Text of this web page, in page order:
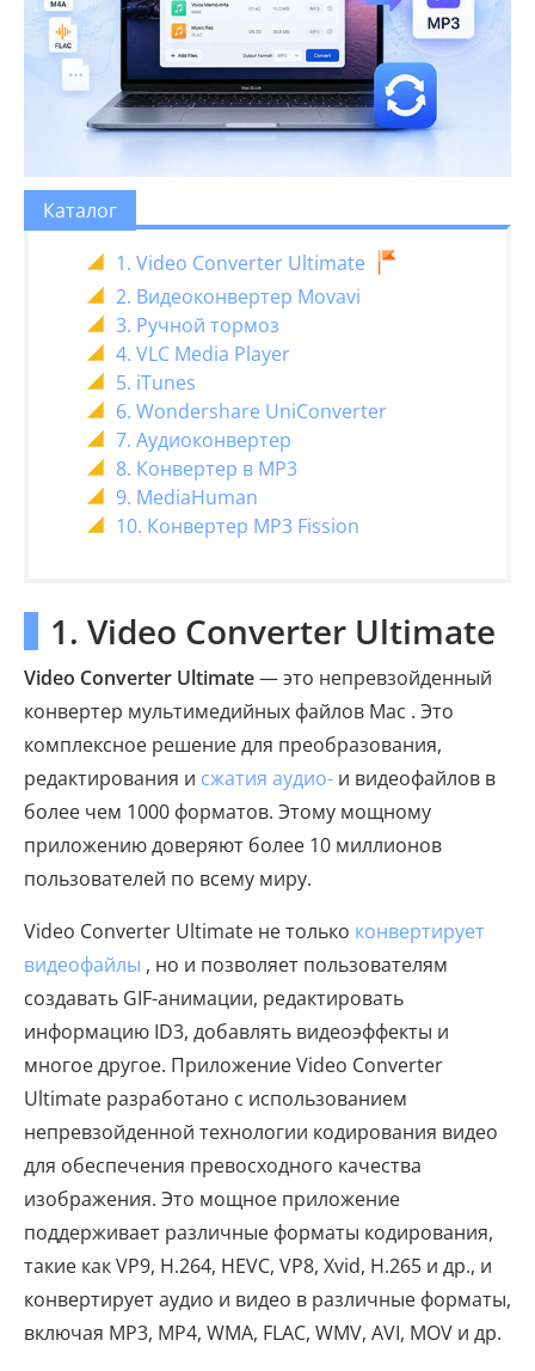
Каталог
1. Video Converter Ultimate
2. Видеоконвертер Movavi
3. Ручной тормоз
4. VLC Media Player
5. iTunes
6. Wondershare UniConverter
7. Аудиоконвертер
8. Конвертер в MP3
9. MediaHuman
10. Конвертер MP3 Fission
1. Video Converter Ultimate
Video Converter Ultimate— это непревзойденный
конвертер мультимедийных файлов Mac . Это
комплексное решение для преобразования,
редактирования и сжатия аудио- и видеофайлов в
более чем 1000 форматов. Этому мощному
приложению доверяют более 10 миллионов
пользователей по всему миру.
Video Converter Ultimate не только конвертирует
видеофайлы , но и позволяет пользователям
создавать GIF-анимации, редактировать
информацию ID3, добавлять видеоэффекты и
многое другое. Приложение Video Converter
Ultimate разработано с использованием
непревзойденной технологии кодирования видео
для обеспечения превосходного качества
изображения. Это мощное приложение
поддерживает различные форматы кодирования,
такие как VP9, ​​H.264, HEVC, VP8, Xvid, H.265 и др., и
конвертирует аудио и видео в различные форматы,
включая MP3, MP4, WMA, FLAC, WMV, AVI, MOV и др.